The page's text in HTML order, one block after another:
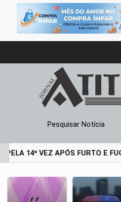
Pesquisar Notícia
14ª VEZ APÓS FURTO E